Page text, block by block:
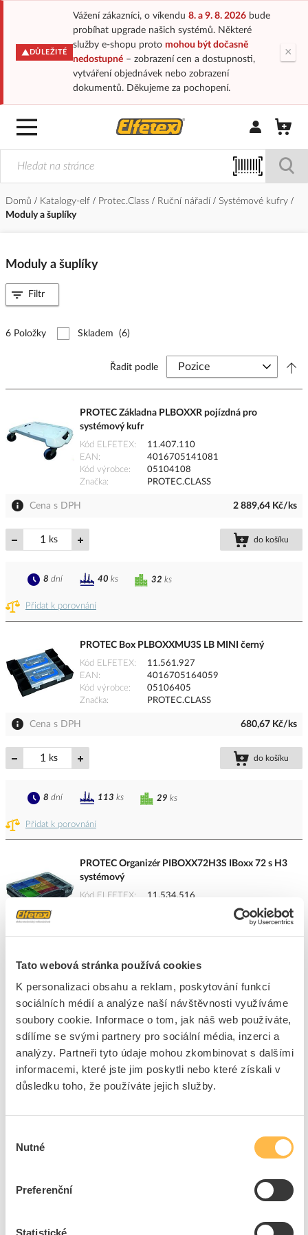
Tato webová stránka používá cookies
K personalizaci obsahu a reklam, poskytování funkcí
sociálních médií a analýze naší návštěvnosti využíváme
soubory cookie. Informace o tom, jak náš web používáte,
sdílíme se svými partnery pro sociální média, inzerci a
analýzy. Partneři tyto údaje mohou zkombinovat s dalšími
informacemi, které jste jim poskytli nebo které získali v
důsledku toho, že používáte jejich služby.
souhlasu
Nutné
Preferenční
Statistické
DŮLEŽITÉ
Vážení zákazníci, o víkendu 8. a 9. 8. 2026bude
probíhat upgrade našich systémů. Některé
služby e-shopu proto mohou být dočasně
nedostupné– zobrazení cen a dostupnosti,
vytváření objednávek nebo zobrazení
dokumentů. Děkujeme za pochopení.
×
Přihlásit/
Domů Katalogy-elf Protec.Class Ruční nářadí
Systémové kufry
Moduly a šuplíky
Moduly a šuplíky
6 Položky Skladem (6)
Řadit podle
PROTEC Základna PLBOXXR pojízdná pro
systémový kufr
Kód ELFETEX
11.407.110
EAN
4016705141081
Kód výrobce
05104108
Značka
PROTEC.CLASS
Cena s DPH 2 889,64 Kč/ks
ks do košíku
Přidat k porovnání
32 ks
8 dní 40 ks
PROTEC Box PLBOXXMU3S LB MINI černý
Kód ELFETEX
11.561.927
EAN
4016705164059
Kód výrobce
05106405
Značka
PROTEC.CLASS
Cena s DPH 680,67 Kč/ks
ks do košíku
Přidat k porovnání
29 ks
8 dní 113 ks
PROTEC Organizér PIBOXX72H3S IBoxx 72 s H3
systémový
Kód ELFETEX
11.534.516
ks do košíku
Přidat k porovnání
1 568,40 Kč/ks
Filtr